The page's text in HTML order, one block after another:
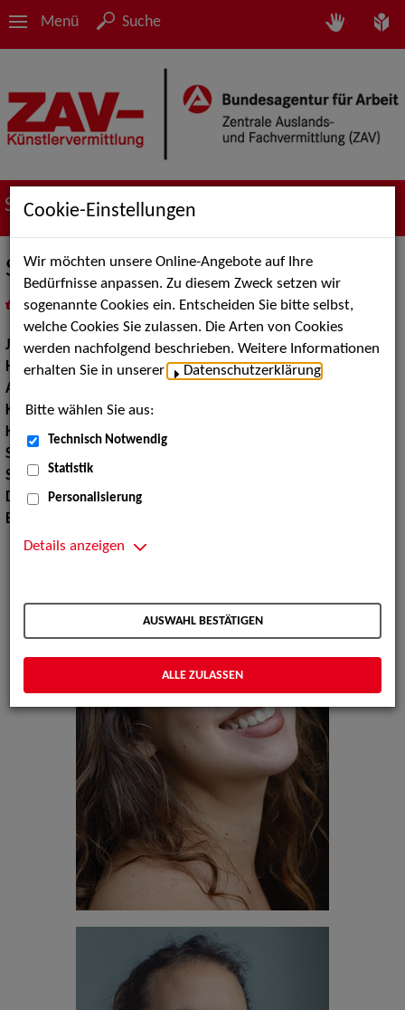
Menü Suche
Suche nach Künstler*innen
Sarah Ghamlouche
als PDF speichern
inMeine Merklistelegen
Jahrgang:1995
Haarfarbe:braun
Augenfarbe:
Körpergröße:167 cm
Konfektionsgröße:38
Schuhgröße:
Sprachen:Arabisch, Englisch, Französisch
Dialekte:Berlinerisch
Erscheinungsbild:
Cookie-Einstellungen
Wir möchten unsere Online-Angebote auf Ihre
Bedürfnisse anpassen. Zu diesem Zweck setzen wir
sogenannte Cookies ein. Entscheiden Sie bitte selbst,
welche Cookies Sie zulassen. Die Arten von Cookies
werden nachfolgend beschrieben. Weitere Informationen
erhalten Sie in unserer
Datenschutzerklärung
Bitte wählen Sie aus:
Technisch Notwendig
Statistik
Personalisierung
Details anzeigen
AUSWAHL BESTÄTIGEN
ALLE ZULASSEN